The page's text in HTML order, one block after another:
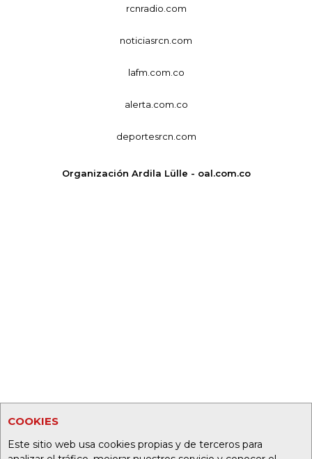
COOKIES
Este sitio web usa cookies propias y de terceros para
rcnradio.com
noticiasrcn.com
lafm.com.co
alerta.com.co
deportesrcn.com
Organización Ardila Lülle - oal.com.co